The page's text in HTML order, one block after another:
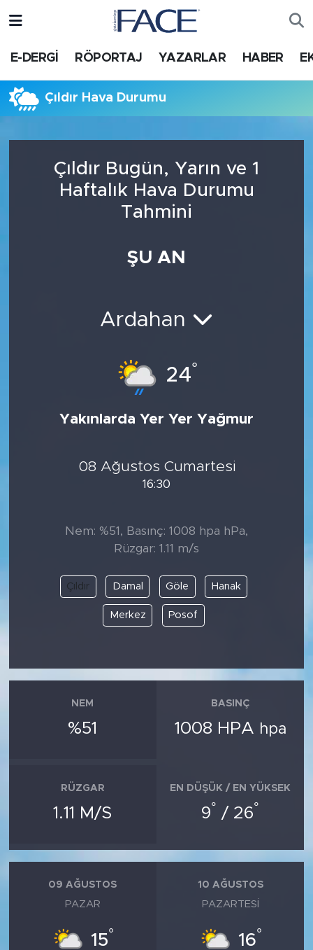
E-DERGİ RÖPORTAJ YAZARLAR HABER
Çıldır Hava Durumu
Çıldır Bugün, Yarın ve 1
Haftalık Hava Durumu
Tahmini
ŞU AN
Ardahan
24°
Yakınlarda Yer Yer Yağmur
08 Ağustos Cumartesi
16:30
Nem: %51, Basınç: 1008 hpa hPa,
Rüzgar: 1.11 m/s
Çıldır Damal Göle Hanak
Merkez Posof
NEM
%51
BASINÇ
1008 HPA hpa
RÜZGAR
1.11 M/S
EN DÜŞÜK / EN YÜKSEK
9° / 26°
09 AĞUSTOS
PAZAR
15°
10 AĞUSTOS
PAZARTESI
16°
HABER
Nöbetçi Eczaneler
Süper Lig Puan Durumu ve Fikstür
Tüm Manşetler